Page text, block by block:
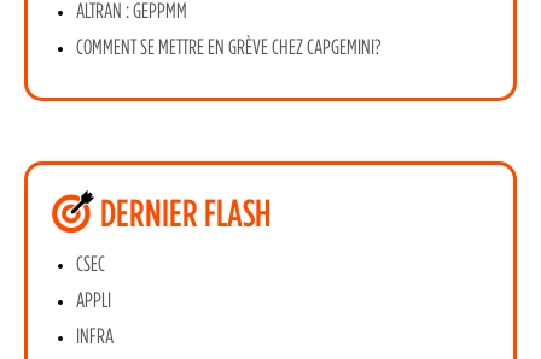
ALTRAN : GEPPMM
COMMENT SE METTRE EN GRÈVE CHEZ CAPGEMINI?
DERNIER FLASH
CSEC
APPLI
INFRA